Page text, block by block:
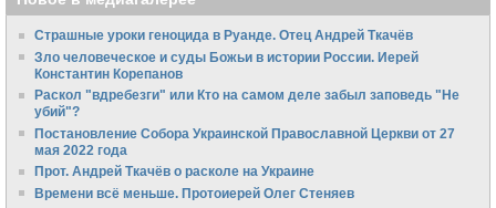
Страшные уроки геноцида в Руанде. Отец Андрей Ткачёв
Зло человеческое и суды Божьи в истории России. Иерей
Константин Корепанов
Раскол "вдребезги" или Кто на самом деле забыл заповедь "Не
убий"?
Постановление Собора Украинской Православной Церкви от 27
мая 2022 года
Прот. Андрей Ткачёв о расколе на Украине
Времени всё меньше. Протоиерей Олег Стеняев